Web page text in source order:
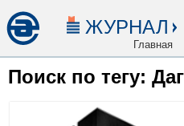
ЖУРНАЛ
Главная
Поиск по тегу: